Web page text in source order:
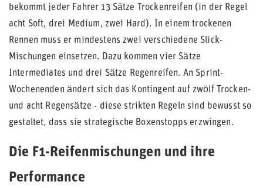
bekommt jeder Fahrer 13 Sätze Trockenreifen (in der Regel
acht Soft, drei Medium, zwei Hard). In einem trockenen
Rennen muss er mindestens zwei verschiedene Slick-
Mischungen einsetzen. Dazu kommen vier Sätze
Intermediates und drei Sätze Regenreifen. An Sprint-
Wochenenden ändert sich das Kontingent auf zwölf Trocken-
und acht Regensätze - diese strikten Regeln sind bewusst so
gestaltet, dass sie strategische Boxenstopps erzwingen.
Die F1-Reifenmischungen und ihre
Performance